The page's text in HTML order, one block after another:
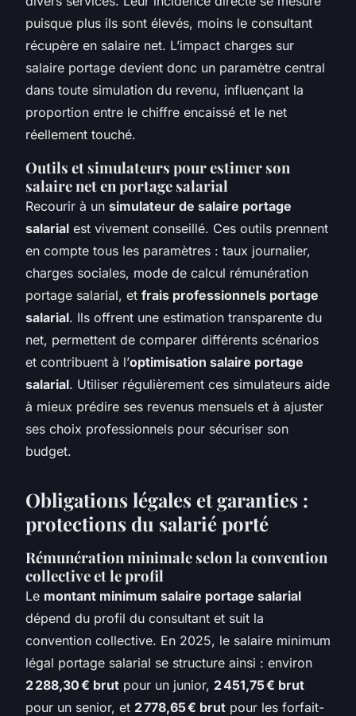
puisque plus ils sont élevés, moins le consultant
récupère en salaire net. L’impact charges sur
salaire portage devient donc un paramètre central
dans toute simulation du revenu, influençant la
proportion entre le chiffre encaissé et le net
réellement touché.
Outils et simulateurs pour estimer son
salaire net en portage salarial
Recourir à un simulateur de salaire portage
salarial est vivement conseillé. Ces outils prennent
en compte tous les paramètres : taux journalier,
charges sociales, mode de calcul rémunération
portage salarial, et frais professionnels portage
salarial. Ils offrent une estimation transparente du
net, permettent de comparer différents scénarios
et contribuent à l’optimisation salaire portage
salarial. Utiliser régulièrement ces simulateurs aide
à mieux prédire ses revenus mensuels et à ajuster
ses choix professionnels pour sécuriser son
budget.
Obligations légales et garanties :
protections du salarié porté
Rémunération minimale selon la convention
collective et le profil
Le montant minimum salaire portage salarial
dépend du profil du consultant et suit la
convention collective. En 2025, le salaire minimum
légal portage salarial se structure ainsi : environ
2 288,30 € brut pour un junior, 2 451,75 € brut
pour un senior, et 2 778,65 € brut pour les forfait-